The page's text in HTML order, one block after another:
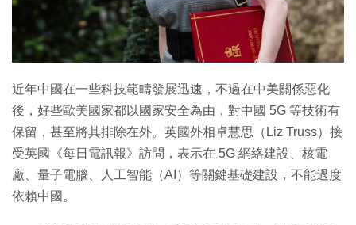
近年中國在一些科技範疇發展迅速，不過在中美關係惡化
後，好些歐美國家都以國家安全為由，對中國 5G 等技術有
保留，甚至將其排除在外。英國外相卓慧思（Liz Truss）接
受英國《每日電訊報》訪問，表示在 5G 網絡建設、核電
廠、量子電腦、人工智能（AI）等關鍵基礎建設，不能過度
依賴中國。